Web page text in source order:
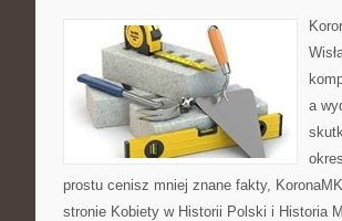
a
prostu cenisz mniej znane fakty,
stronie Kobiety w Historii Polski i Historia